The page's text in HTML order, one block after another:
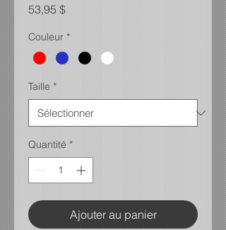
53,95 $Prix
Couleur *
Taille *
Quantité *
Ajouter au panier